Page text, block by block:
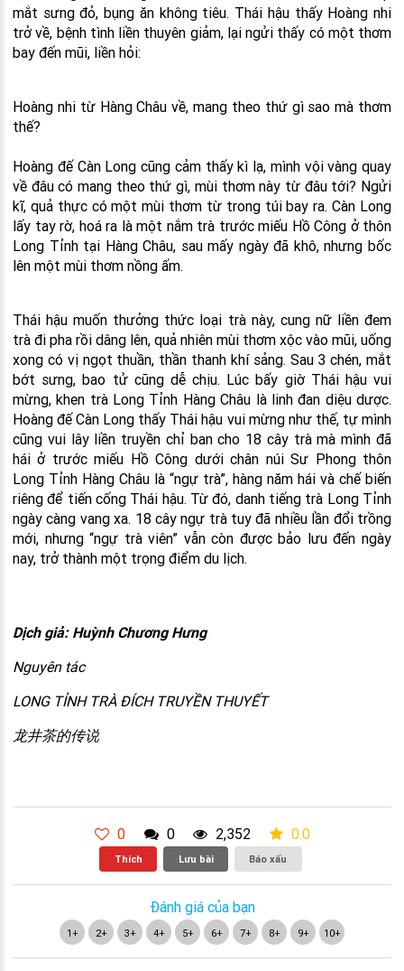
mắt sưng đỏ, bụng ăn không tiêu. Thái hậu thấy Hoàng nhi
trở về, bệnh tình liền thuyên giảm, lại ngửi thấy có một thơm
bay đến mũi, liền hỏi:
Hoàng nhi từ Hàng Châu về, mang theo thứ gì sao mà thơm
thế?
Hoàng đế Càn Long cũng cảm thấy kì lạ, mình vội vàng quay
về đâu có mang theo thứ gì, mùi thơm này từ đâu tới? Ngửi
kĩ, quả thực có một mùi thơm từ trong túi bay ra. Càn Long
lấy tay rờ, hoá ra là một nắm trà trước miếu Hồ Công ở thôn
Long Tỉnh tại Hàng Châu, sau mấy ngày đã khô, nhưng bốc
lên một mùi thơm nồng ấm.
Thái hậu muốn thưởng thức loại trà này, cung nữ liền đem
trà đi pha rồi dâng lên, quả nhiên mùi thơm xộc vào mũi, uống
xong có vị ngọt thuần, thần thanh khí sảng. Sau 3 chén, mắt
bớt sưng, bao tử cũng dễ chịu. Lúc bấy giờ Thái hậu vui
mừng, khen trà Long Tỉnh Hàng Châu là linh đan diệu dược.
Hoàng đế Càn Long thấy Thái hậu vui mừng như thế, tự mình
cũng vui lây liền truyền chỉ ban cho 18 cây trà mà mình đã
hái ở trước miếu Hồ Công dưới chân núi Sư Phong thôn
Long Tỉnh Hàng Châu là “ngự trà”, hàng năm hái và chế biến
riêng để tiến cống Thái hậu. Từ đó, danh tiếng trà Long Tỉnh
ngày càng vang xa. 18 cây ngự trà tuy đã nhiều lần đổi trồng
mới, nhưng “ngự trà viên” vẫn còn được bảo lưu đến ngày
nay, trở thành một trọng điểm du lịch.
Dịch giả: Huỳnh Chương Hưng
Nguyên tác
LONG TỈNH TRÀ ĐÍCH TRUYỀN THUYẾT
龙井茶的传说
0 0 2,352 0.0
Thích Lưu bài Báo xấu
Đánh giá của bạn
1+ 2+ 3+ 4+ 5+ 6+ 7+ 8+ 9+ 10+